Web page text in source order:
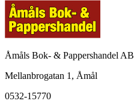
Åmåls Bok- & Pappershandel AB
Mellanbrogatan 1, Åmål
0532-15770